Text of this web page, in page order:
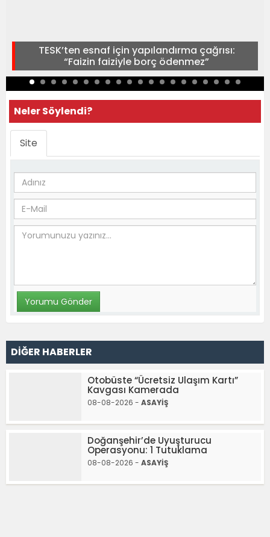
TESK’ten esnaf için yapılandırma çağrısı:
“Faizin faiziyle borç ödenmez”
Neler Söylendi?
Site
DİĞER HABERLER
Otobüste “Ücretsiz Ulaşım Kartı”
Kavgası Kamerada
08-08-2026 - ASAYİŞ
Doğanşehir’de Uyuşturucu
Operasyonu: 1 Tutuklama
08-08-2026 - ASAYİŞ